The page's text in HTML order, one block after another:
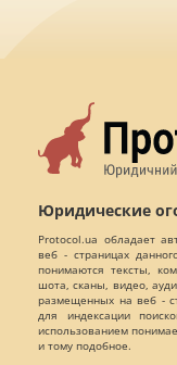
Юридические
Protocol.ua обладает
веб - страницах
понимаются тексты,
шота, сканы, видео,
размещенных на веб -
для индексации
использованием
и тому подобное.